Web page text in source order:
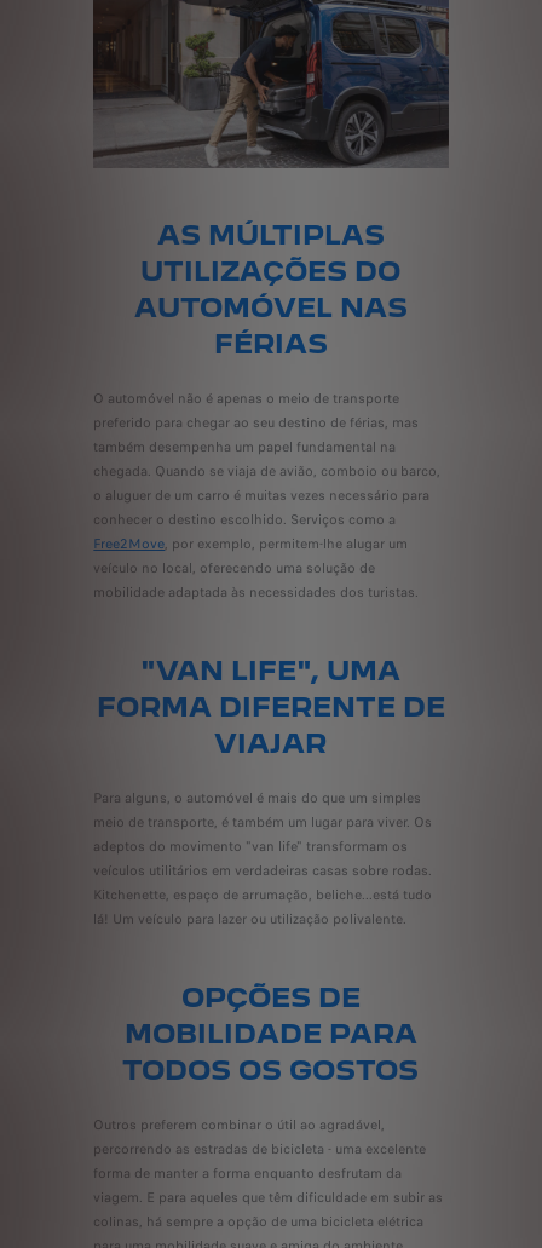
AS MÚLTIPLAS
UTILIZAÇÕES DO
AUTOMÓVEL NAS
FÉRIAS
O automóvel não é apenas o meio de transporte
preferido para chegar ao seu destino de férias, mas
também desempenha um papel fundamental na
chegada. Quando se viaja de avião, comboio ou barco,
o aluguer de um carro é muitas vezes necessário para
conhecer o destino escolhido. Serviços como a
Free2Move, por exemplo, permitem-lhe alugar um
veículo no local, oferecendo uma solução de
mobilidade adaptada às necessidades dos turistas.
"VAN LIFE", UMA
FORMA DIFERENTE DE
VIAJAR
Para alguns, o automóvel é mais do que um simples
meio de transporte, é também um lugar para viver. Os
adeptos do movimento "van life" transformam os
veículos utilitários em verdadeiras casas sobre rodas.
Kitchenette, espaço de arrumação, beliche...está tudo
lá! Um veículo para lazer ou utilização polivalente.
OPÇÕES DE
MOBILIDADE PARA
TODOS OS GOSTOS
Outros preferem combinar o útil ao agradável,
percorrendo as estradas de bicicleta - uma excelente
forma de manter a forma enquanto desfrutam da
viagem. E para aqueles que têm dificuldade em subir as
colinas, há sempre a opção de uma bicicleta elétrica